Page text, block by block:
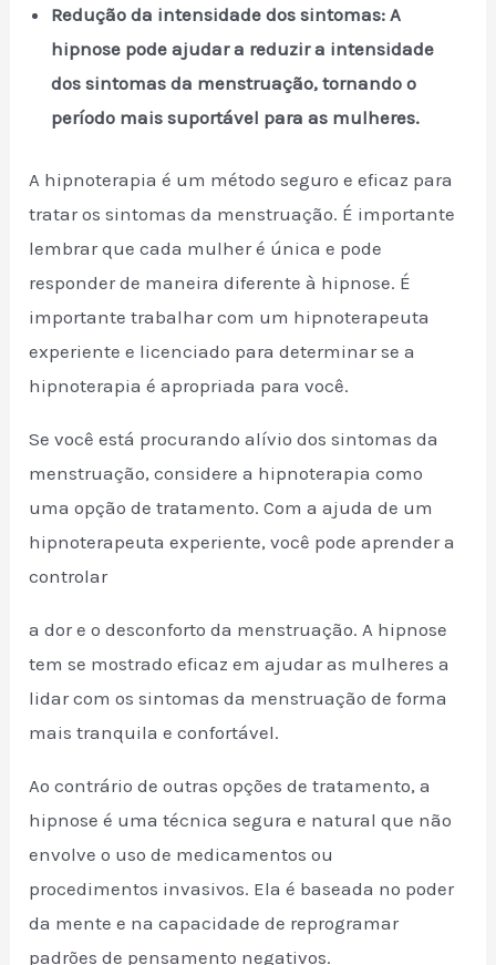
Redução da intensidade dos sintomas: A
hipnose pode ajudar a reduzir a intensidade
dos sintomas da menstruação, tornando o
período mais suportável para as mulheres.
A hipnoterapia é um método seguro e eficaz para
tratar os sintomas da menstruação. É importante
lembrar que cada mulher é única e pode
responder de maneira diferente à hipnose. É
importante trabalhar com um hipnoterapeuta
experiente e licenciado para determinar se a
hipnoterapia é apropriada para você.
Se você está procurando alívio dos sintomas da
menstruação, considere a hipnoterapia como
uma opção de tratamento. Com a ajuda de um
hipnoterapeuta experiente, você pode aprender a
controlar
a dor e o desconforto da menstruação. A hipnose
tem se mostrado eficaz em ajudar as mulheres a
lidar com os sintomas da menstruação de forma
mais tranquila e confortável.
Ao contrário de outras opções de tratamento, a
hipnose é uma técnica segura e natural que não
envolve o uso de medicamentos ou
procedimentos invasivos. Ela é baseada no poder
da mente e na capacidade de reprogramar
padrões de pensamento negativos.